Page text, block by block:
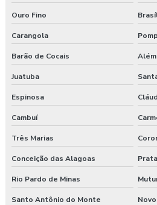
Programa de gerenciamento de riscos
Programa de gerenciamento de riscos
Programa de gerenciamento de
Programa de gerenciamento de
Programa de gerenciamento de
Programa de gerenciamento de riscos
Programa de gerenciamento de
Ouro Fino
Carangola
Barão de Cocais
Juatuba
Espinosa
Cambuí
Três Marias
Conceição das Alagoas Prata
Rio Pardo de Minas
Santo Antônio do Monte